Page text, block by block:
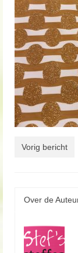
Vorig bericht
Over de